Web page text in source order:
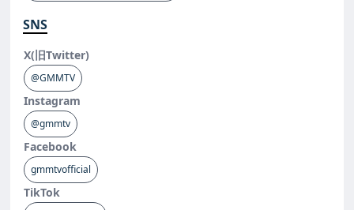
SNS
X(旧Twitter)
@GMMTV
Instagram
@gmmtv
Facebook
gmmtvofficial
TikTok